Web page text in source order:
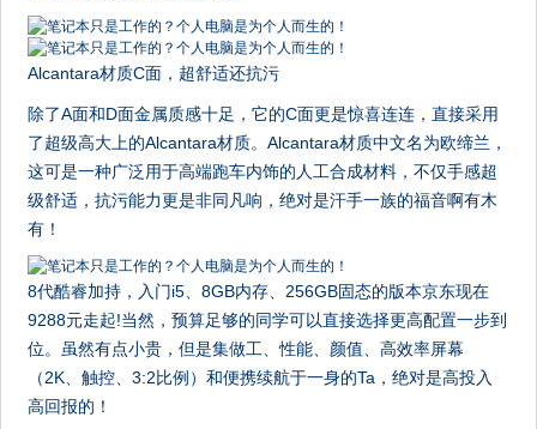
Alcantara材质C面，超舒适还抗污
除了A面和D面金属质感十足，它的C面更是惊喜连连，直接采用
了超级高大上的Alcantara材质。Alcantara材质中文名为欧缔兰，
这可是一种广泛用于高端跑车内饰的人工合成材料，不仅手感超
级舒适，抗污能力更是非同凡响，绝对是汗手一族的福音啊有木
有！
8代酷睿加持，入门i5、8GB内存、256GB固态的版本京东现在
9288元走起!当然，预算足够的同学可以直接选择更高配置一步到
位。虽然有点小贵，但是集做工、性能、颜值、高效率屏幕
（2K、触控、3:2比例）和便携续航于一身的Ta，绝对是高投入
高回报的！